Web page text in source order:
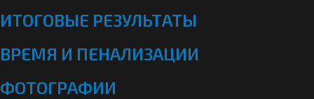
ИТОГОВЫЕ РЕЗУЛЬТАТЫ
ВРЕМЯ И ПЕНАЛИЗАЦИИ
ФОТОГРАФИИ